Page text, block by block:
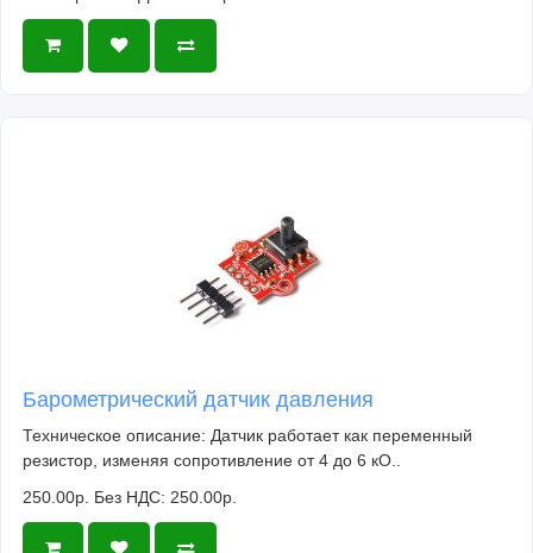
Барометрический датчик давления
Техническое описание: Датчик работает как переменный
резистор, изменяя сопротивление от 4 до 6 кО..
250.00р. Без НДС: 250.00р.